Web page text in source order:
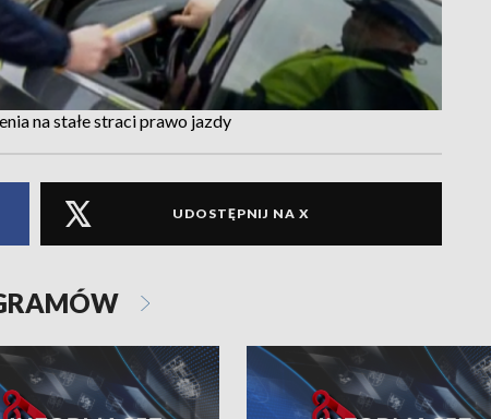
na stałe straci prawo jazdy
UDOSTĘPNIJ NA X